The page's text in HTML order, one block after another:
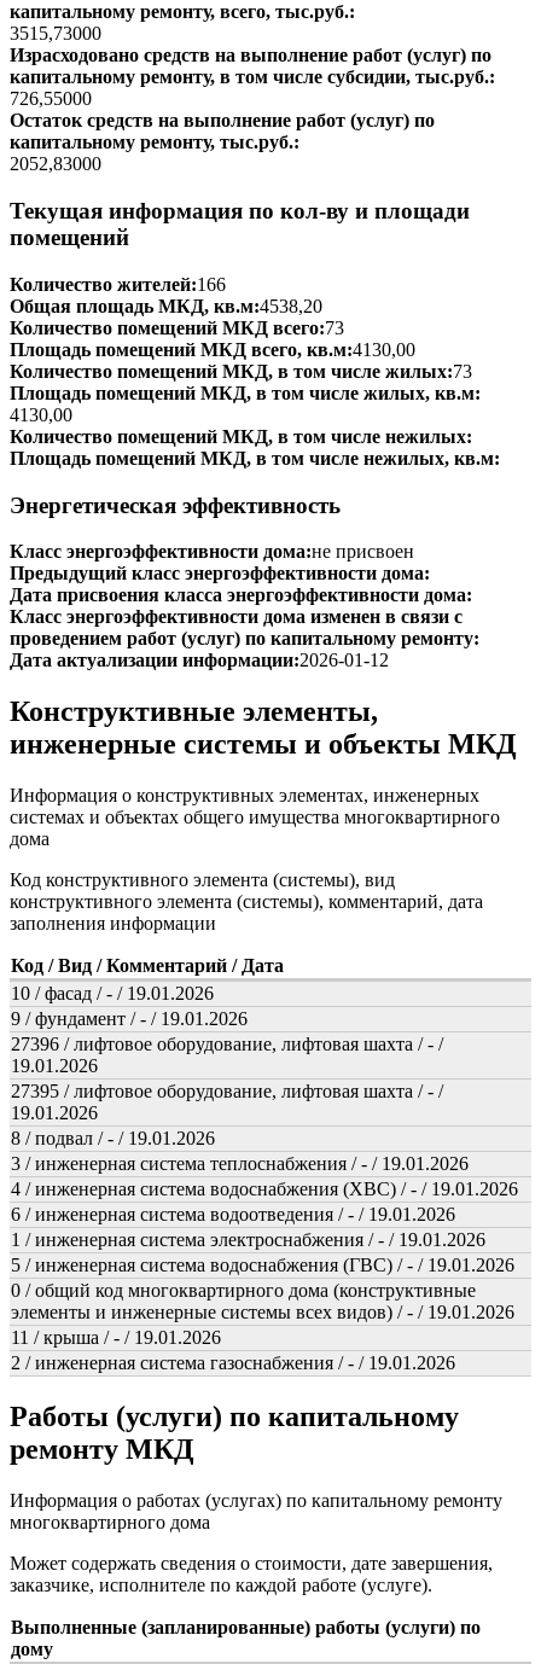
капитальному ремонту, всего, тыс.руб.:
3515,73000
Израсходовано средств на выполнение работ (услуг) по
капитальному ремонту, в том числе субсидии, тыс.руб.:
726,55000
Остаток средств на выполнение работ (услуг) по
капитальному ремонту, тыс.руб.:
2052,83000
Текущая информация по кол-ву и площади
помещений
Количество жителей:166
Общая площадь МКД, кв.м:4538,20
Количество помещений МКД всего:73
Площадь помещений МКД всего, кв.м:4130,00
Количество помещений МКД, в том числе жилых:73
Площадь помещений МКД, в том числе жилых, кв.м:
4130,00
Количество помещений МКД, в том числе нежилых:
Площадь помещений МКД, в том числе нежилых, кв.м:
Энергетическая эффективность
Класс энергоэффективности дома:не присвоен
Предыдущий класс энергоэффективности дома:
Дата присвоения класса энергоэффективности дома:
Класс энергоэффективности дома изменен в связи с
проведением работ (услуг) по капитальному ремонту:
Дата актуализации информации:2026-01-12
Конструктивные элементы,
инженерные системы и объекты МКД
Информация о конструктивных элементах, инженерных
системах и объектах общего имущества многоквартирного
дома
Код конструктивного элемента (системы), вид
конструктивного элемента (системы), комментарий, дата
заполнения информации
Код / Вид / Комментарий / Дата
10 / фасад / - / 19.01.2026
9 / фундамент / - / 19.01.2026
27396 / лифтовое оборудование, лифтовая шахта / - /
19.01.2026
27395 / лифтовое оборудование, лифтовая шахта / - /
19.01.2026
8 / подвал / - / 19.01.2026
3 / инженерная система теплоснабжения / - / 19.01.2026
4 / инженерная система водоснабжения (ХВС) / - / 19.01.2026
6 / инженерная система водоотведения / - / 19.01.2026
1 / инженерная система электроснабжения / - / 19.01.2026
5 / инженерная система водоснабжения (ГВС) / - / 19.01.2026
0 / общий код многоквартирного дома (конструктивные
элементы и инженерные системы всех видов) / - / 19.01.2026
11 / крыша / - / 19.01.2026
2 / инженерная система газоснабжения / - / 19.01.2026
Работы (услуги) по капитальному
ремонту МКД
Информация о работах (услугах) по капитальному ремонту
многоквартирного дома
Может содержать сведения о стоимости, дате завершения,
заказчике, исполнителе по каждой работе (услуге).
Выполненные (запланированные) работы (услуги) по
дому